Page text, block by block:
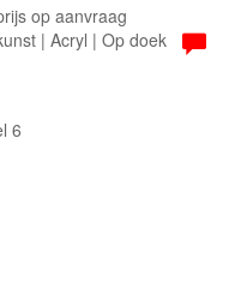
op aanvraag
| Acryl | Op doek
6